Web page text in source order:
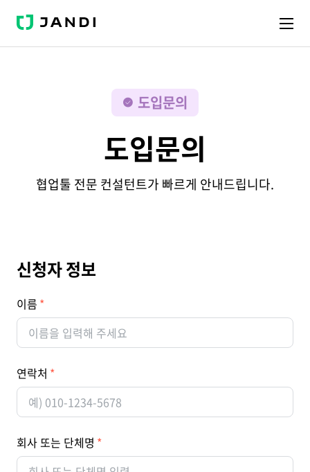
J
N
도입문의
도입문의
협업툴 전문 컨설턴트가 빠르게 안내드립니다.
신청자 정보
이름
연락처
회사 또는 단체명